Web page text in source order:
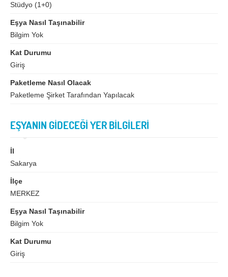
İzmir
Karabük
Kayseri
Kırklareli Kırşehir
Konya Kütahya
Mardin
Muğla
Nevşehir
Ordu
Samsun
Stüdyo (1+0)
Eşya Nasıl Taşınabilir
Bilgim Yok
Kat Durumu
Giriş
Paketleme Nasıl Olacak
Paketleme Şirket Tarafından Yapılacak
EŞYANIN GİDECEĞİ YER BİLGİLERİ
İl
Sakarya
İlçe
MERKEZ
Eşya Nasıl Taşınabilir
Bilgim Yok
Kat Durumu
Giriş